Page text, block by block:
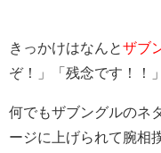
きっかけはなんとザブ
ぞ！」「残念です！！
何でもザブングルのネ
ージに上げられて腕相